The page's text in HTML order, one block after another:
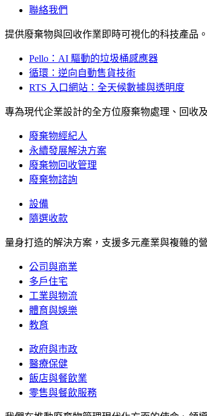
聯絡我們
提供廢棄物與回收作業即時可視化的科技產品。
Pello：AI 驅動的垃圾桶感應器
循環：逆向自動售貨技術
RTS 入口網站：全天候數據與透明度
專為現代企業設計的全方位廢棄物處理、回收
廢棄物經紀人
永續發展解決方案
廢棄物回收管理
廢棄物諮詢
設備
隨選收款
量身打造的解決方案，支援多元產業與複雜的
公司與商業
多戶住宅
工業與物流
體育與娛樂
教育
政府與市政
醫療保健
飯店與餐飲業
零售與餐飲服務